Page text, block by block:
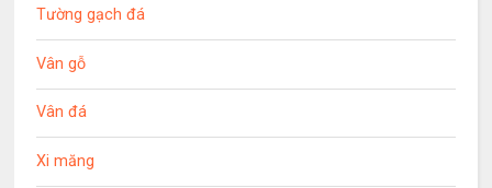
Tường gạch đá
Vân gỗ
Vân đá
Xi măng